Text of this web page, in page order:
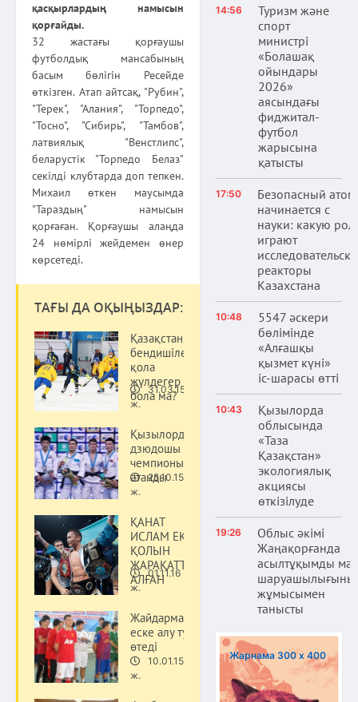
қасқырлардың намысын
қорғайды.
32 жастағы қорғаушы
футболдық мансабының
басым бөлігін Ресейде
өткізген. Атап айтсақ, "Рубин",
"Терек", "Алания", "Торпедо",
"Тосно", "Сибирь", "Тамбов",
латвиялық "Венстлипс",
беларустік "Торпедо Белаз"
секілді клубтарда доп тепкен.
Михаил өткен маусымда
"Тараздың" намысын
қорғаған. Қорғаушы алаңда
24 нөмірлі жейдемен өнер
көрсетеді.
ТАҒЫ ДА ОҚЫҢЫЗДАР:
Қазақстан
бендишілері
қола
жүлдегер
бола ма?
31.03.15
ж.
Спорт
Қызылордалық
дзюдошы әлем
чемпионы
атанды25.10.15
ж.
ҚАНАТ
ИСЛАМ ЕКІ
ҚОЛЫН
ЖАРАҚАТТАП
АЛҒАН01.11.16
ж.
Жайдарманшыны
еске алу турнирі
өтеді
10.01.15
ж.
14:56
Туризм және
спорт
министрі
«Болашақ
ойындары
2026»
аясындағы
фиджитал-
футбол
жарысына
қатысты
17:50
Безопасный атом
начинается с
науки: какую
играют
реакторы
Казахстана
10:48
5547 әскери
бөлімінде
«Алғашқы
қызмет күні»
іс-шарасы өтті
10:43
Қызылорда
облысында
«Таза
Қазақстан»
экологиялық
акциясы
өткізілуде
19:26
Облыс әкімі
Жаңақорғанда
асылтұқымды мал
жұмысымен
танысты
Жарнама 300 х 400